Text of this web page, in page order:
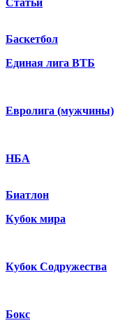
Статьи
Баскетбол
Единая лига ВТБ
Евролига (мужчины)
НБА
Биатлон
Кубок мира
Кубок Содружества
Бокс